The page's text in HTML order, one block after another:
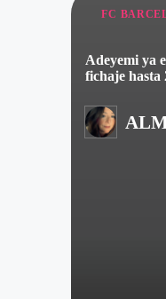
FC
Adeyemi ya
fichaje hasta